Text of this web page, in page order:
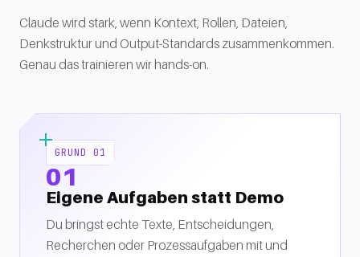
Claude wird stark, wenn Kontext, Rollen, Dateien,
Denkstruktur und Output-Standards zusammenkommen.
Genau das trainieren wir hands-on.
GRUND 01
01
Eigene Aufgaben statt Demo
Du bringst echte Texte, Entscheidungen,
Recherchen oder Prozessaufgaben mit und